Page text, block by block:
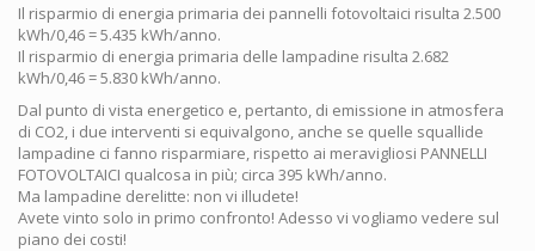
Il risparmio di energia primaria dei pannelli fotovoltaici risulta 2.500
kWh/0,46 = 5.435 kWh/anno.
Il risparmio di energia primaria delle lampadine risulta 2.682
kWh/0,46 = 5.830 kWh/anno.
Dal punto di vista energetico e, pertanto, di emissione in atmosfera
di CO2, i due interventi si equivalgono, anche se quelle squallide
lampadine ci fanno risparmiare, rispetto ai meravigliosi PANNELLI
FOTOVOLTAICI qualcosa in più; circa 395 kWh/anno.
Ma lampadine derelitte: non vi illudete!
Avete vinto solo in primo confronto! Adesso vi vogliamo vedere sul
piano dei costi!